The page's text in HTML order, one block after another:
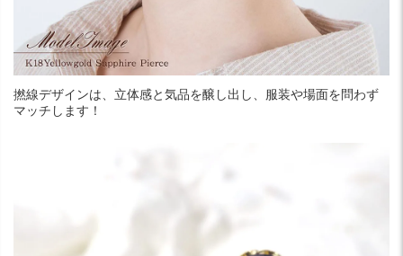
撚線デザインは、立体感と気品を醸し出し、服装や場面を問わず
マッチします！